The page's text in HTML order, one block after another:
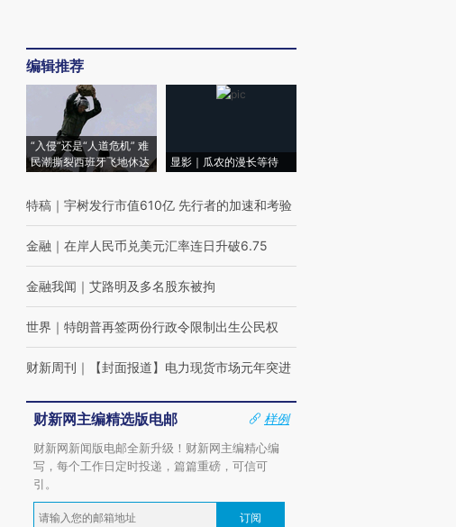
编辑推荐
“入侵”还是“人道危机” 难
民潮撕裂西班牙飞地休达
显影｜瓜农的漫长等待
特稿 ｜ 宇树发行市值610亿 先行者的加速和考验
金融 ｜ 在岸人民币兑美元汇率连日升破6.75
金融我闻 ｜ 艾路明及多名股东被拘
世界 ｜ 特朗普再签两份行政令限制出生公民权
财新周刊 ｜ 【封面报道】电力现货市场元年突进
财新网主编精选版电邮
样例
财新网新闻版电邮全新升级！财新网主编精心编
写，每个工作日定时投递，篇篇重磅，可信可
引。
订阅